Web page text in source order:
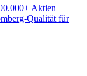
Aktien
Qualität für